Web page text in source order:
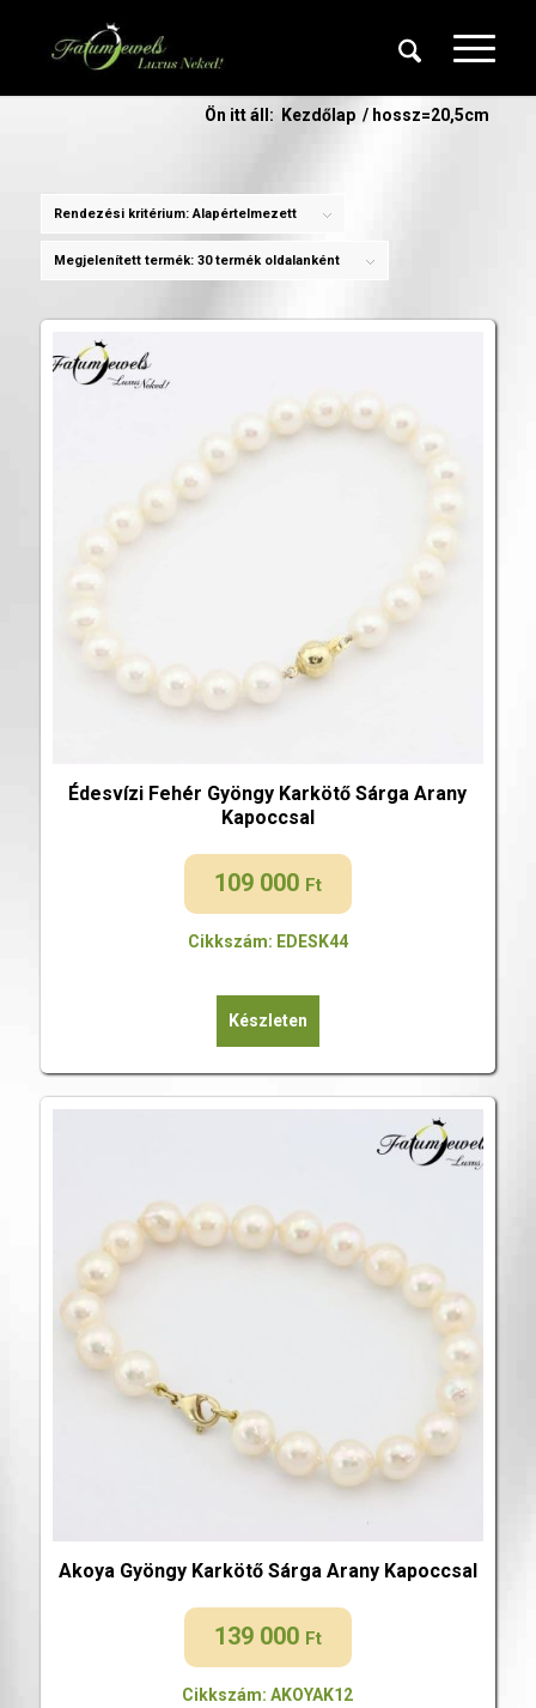
Ön itt áll: Kezdőlap / hossz=20,5cm
Rendezési kritérium:Alapértelmezett
Megjelenített termék: 30 termék oldalanként
Édesvízi Fehér Gyöngy Karkötő Sárga Arany
Kapoccsal
109 000 Ft
Cikkszám: EDESK44
Készleten
Akoya Gyöngy Karkötő Sárga Arany Kapoccsal
139 000 Ft
Cikkszám: AKOYAK12